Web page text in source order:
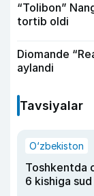
“Tolibon”
tortib oldi
Diomande
aylandi
Tavsiyalar
O‘zbekiston
Toshkentda
6 kishiga sud